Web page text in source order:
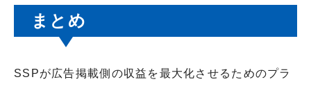
まとめ
SSPが広告掲載側の収益を最大化させるためのプラ